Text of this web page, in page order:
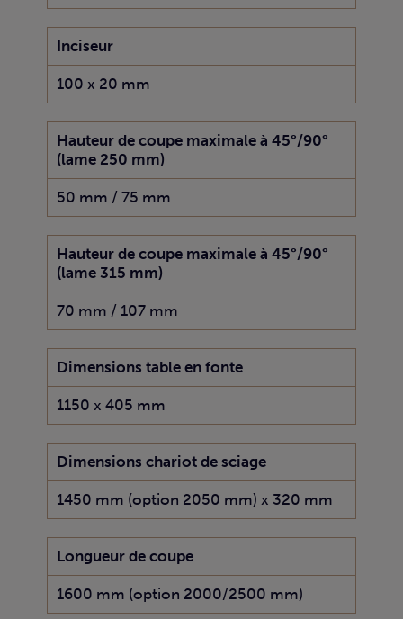
Inciseur
100 x 20 mm
Hauteur de coupe maximale à 45°/90°
(lame 250 mm)
50 mm / 75 mm
Hauteur de coupe maximale à 45°/90°
(lame 315 mm)
70 mm / 107 mm
Dimensions table en fonte
1150 x 405 mm
Dimensions chariot de sciage
1450 mm (option 2050 mm) x 320 mm
Longueur de coupe
1600 mm (option 2000/2500 mm)